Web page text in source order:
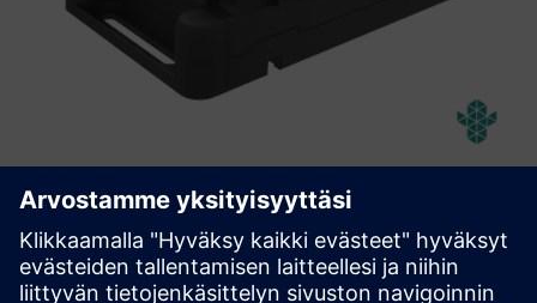
Abeeway Robust Manageable
Beacon
Kestävä, hallittava, pitkäikäinen majakka Bluetooth- ja